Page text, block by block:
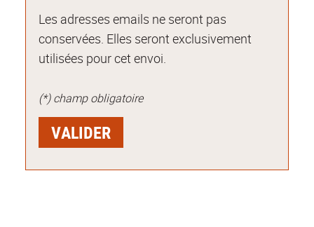
Les adresses emails ne seront pas
conservées. Elles seront exclusivement
utilisées pour cet envoi.
(*) champ obligatoire